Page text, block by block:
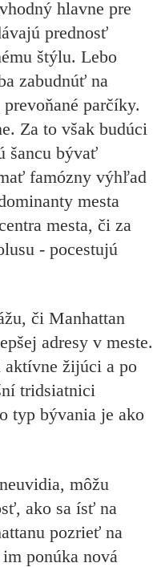
hlavne pre
prednosť
štýlu. Lebo
zabudnúť na
parčíky.
Za to však budúci
šancu bývať
famózny výhľad
mesta
mesta, či za
- pocestujú
či Manhattan
adresy v meste.
aktívne žijúci a po
tridsiatnici
typ bývania je ako
môžu
ako sa ísť na
pozrieť na
ponúka nová